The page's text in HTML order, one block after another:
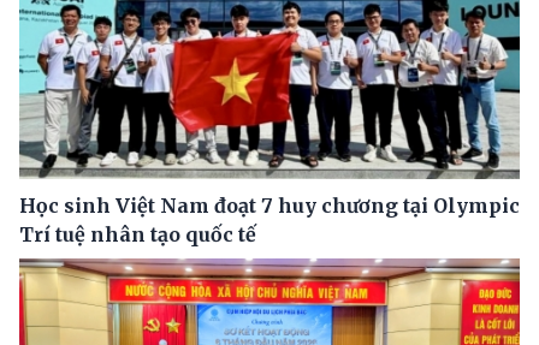
Học sinh Việt Nam đoạt 7 huy chương tại Olympic
Trí tuệ nhân tạo quốc tế